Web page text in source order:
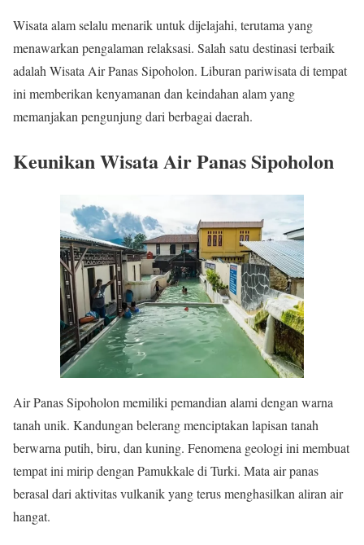
Wisata alam selalu menarik untuk dijelajahi, terutama yang
menawarkan pengalaman relaksasi. Salah satu destinasi terbaik
adalah Wisata Air Panas Sipoholon. Liburan pariwisata di tempat
ini memberikan kenyamanan dan keindahan alam yang
memanjakan pengunjung dari berbagai daerah.
Keunikan Wisata Air Panas Sipoholon
Air Panas Sipoholon memiliki pemandian alami dengan warna
tanah unik. Kandungan belerang menciptakan lapisan tanah
berwarna putih, biru, dan kuning. Fenomena geologi ini membuat
tempat ini mirip dengan Pamukkale di Turki. Mata air panas
berasal dari aktivitas vulkanik yang terus menghasilkan aliran air
hangat.